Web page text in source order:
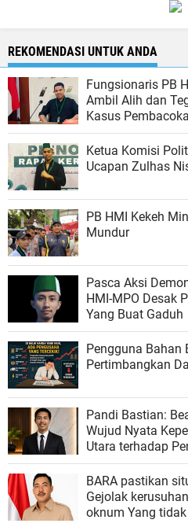
REKOMENDASI UNTUK ANDA
Fungsionaris PB
Ambil Alih dan
Kasus
Ketua Komisi
Ucapan Zulhas
PB HMI Kekeh
Mundur
Pasca Aksi
HMI-MPO Desak
Yang Buat Gaduh
Pengguna Bahan
Pertimbangkan
Pandi Bastian:
Wujud Nyata
Utara terhadap
BARA pastikan situasi Nasional Kondusif, Isu
Gejolak
oknum